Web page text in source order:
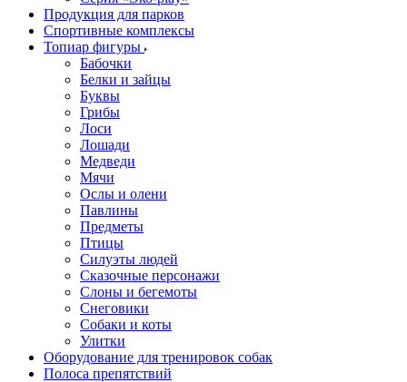
Продукция для парков
Спортивные комплексы
Топиар фигуры
Бабочки
Белки и зайцы
Буквы
Грибы
Лоси
Лошади
Медведи
Мячи
Ослы и олени
Павлины
Предметы
Птицы
Силуэты людей
Сказочные персонажи
Слоны и бегемоты
Снеговики
Собаки и коты
Улитки
Оборудование для тренировок собак
Полоса препятствий